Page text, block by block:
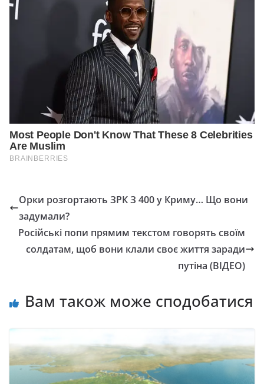
Орки розгортають ЗРК З 400 у Криму… Що вони
задумали?
Російські попи прямим текстом говорять своїм
солдатам, щоб вони клали своє життя заради
путіна (ВІДЕО)
Вам також може сподобатися